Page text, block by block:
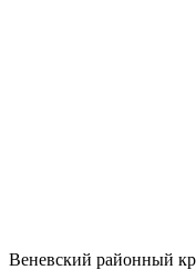
Веневский районный